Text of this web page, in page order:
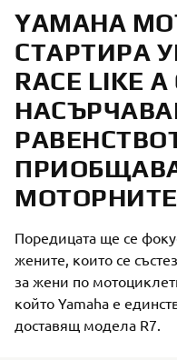
YAMAHA
СТАРТИРА
RACE LIKE
Поредицата ще се
жените, които се
за жени по
който Yamaha е
доставящ модела R7.